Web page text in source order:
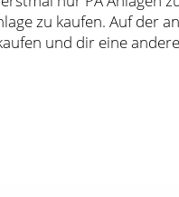
zu kaufen. Auf der
und dir eine